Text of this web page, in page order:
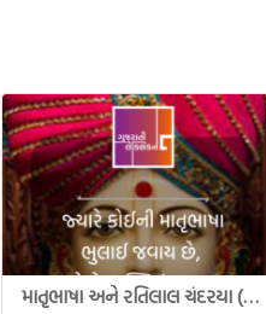
માતૃભાષા અને રતિલાલ ચંદરયા (Ratilal Chandaria)